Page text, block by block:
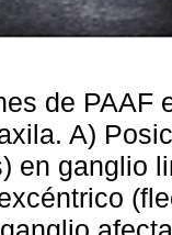
de PAAF
A)
en ganglio